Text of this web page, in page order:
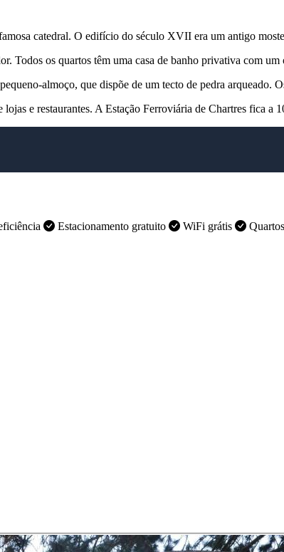
catedral. O edifício do século XVII era um antigo
Todos os quartos têm uma casa de banho privativa com um
almoço, que dispõe de um tecto de pedra arqueado.
lojas e restaurantes. A Estação Ferroviária de Chartres fica
Estacionamento gratuito WiFi grátis